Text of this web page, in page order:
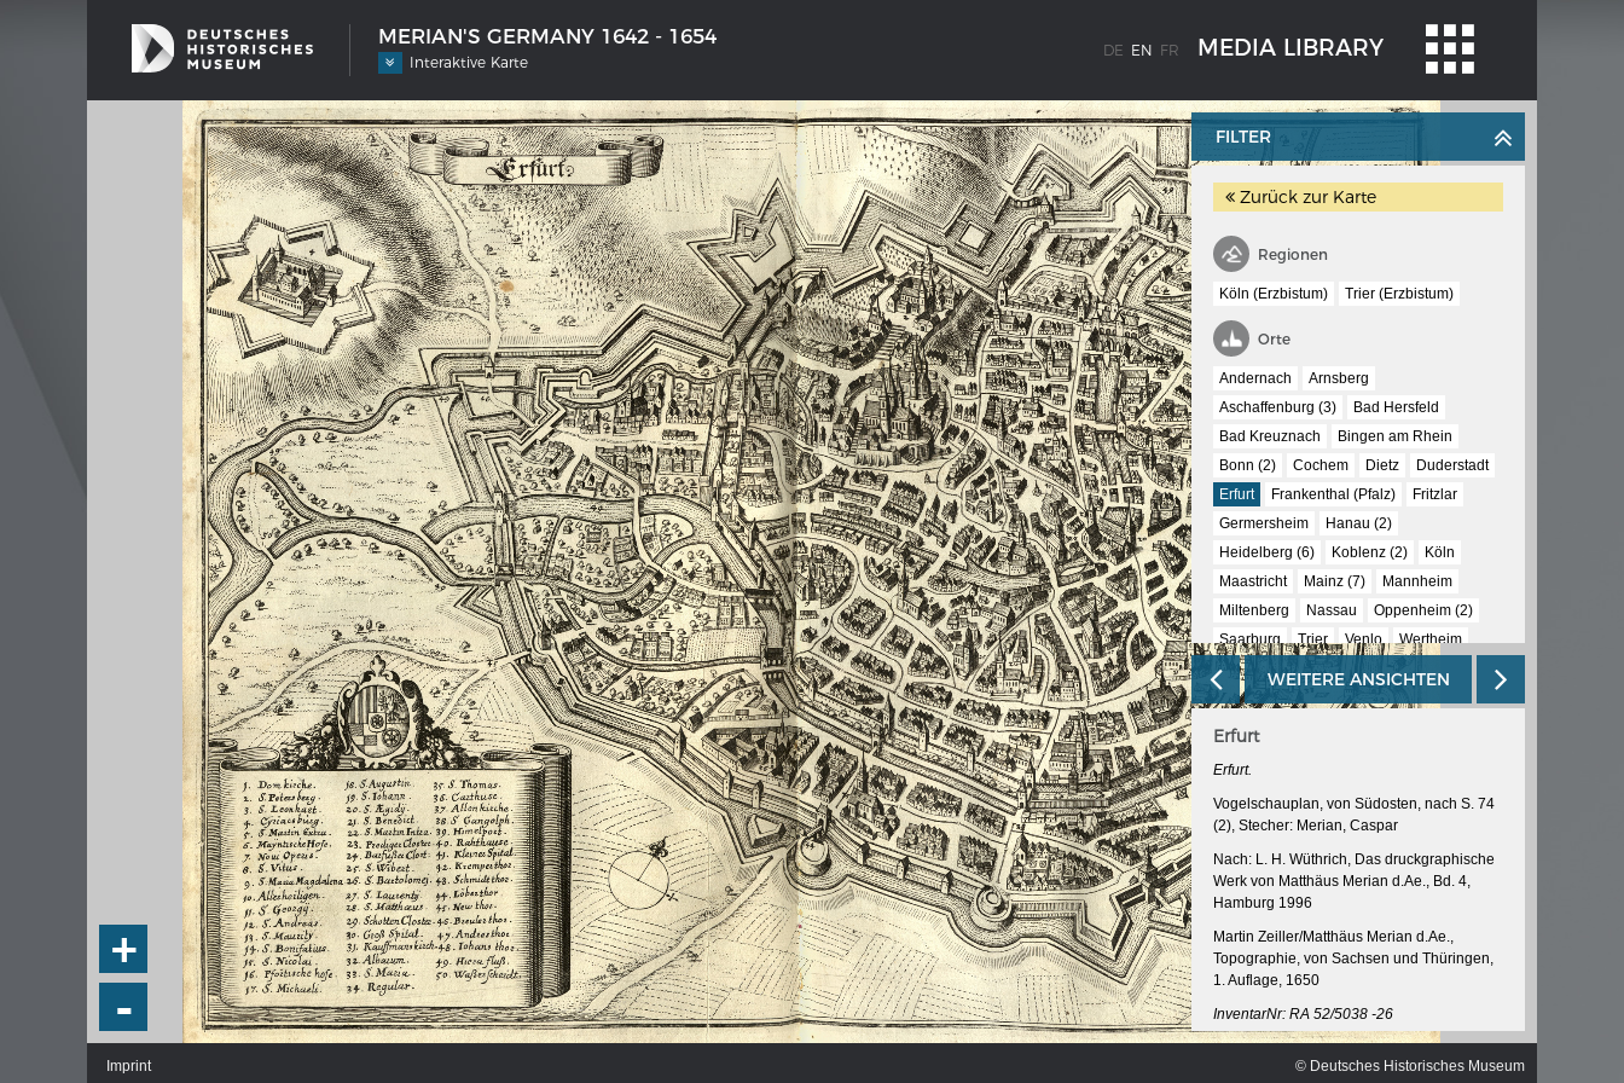
MERIAN'S GERMANY 1642 - 1654
Interaktive Karte
DE EN FR MEDIA LIBRARY
SHIP TYPES
Milestones in the history of European
shipbuilding
MERIAN'S GERMANY 1642 - 1654
Interaktive Karte
Image gallery
Imprint
Wissenswert
THE RHINE FROM BASEL TO KOBLENZ
Entirely new depiction of the Rhine river
1794
Details of the historical map
French-German history alongside the
Rhine
Chronologie der deutsch-französischen
Geschichte
WEIMAR: THE ESSENCE AND VALUE OF
DEMOCRACY
+
-
FILTER
Zurück zur Karte
Regionen
Köln (Erzbistum) Trier (Erzbistum)
Orte
Andernach
Arnsberg
Aschaffenburg (3)
Bad Hersfeld
Bad Kreuznach
Bingen am Rhein
Bonn (2)
Cochem Dietz
Duderstadt
Erfurt
Frankenthal (Pfalz)
Fritzlar
Germersheim
Hanau (2)
Heidelberg (6)
Koblenz (2)
Köln
Maastricht
Mainz (7)
Mannheim
Miltenberg
Nassau
Oppenheim (2)
Saarburg
Trier Venlo
Wertheim
Worms (2)
WEITERE ANSICHTEN
Erfurt
Erfurt.
Vogelschauplan, von Südosten, nach S. 74
(2), Stecher: Merian, Caspar
Nach: L. H. Wüthrich, Das druckgraphische
Werk von Matthäus Merian d.Ae., Bd. 4,
Hamburg 1996
Martin Zeiller/Matthäus Merian d.Ae.,
Topographie, von Sachsen und Thüringen,
1. Auflage, 1650
InventarNr: RA 52/5038 -26
© Deutsches Historisches Museum
Imprint
© Deutsches Historisches Museum